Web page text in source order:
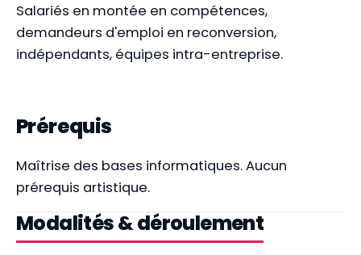
Salariés en montée en compétences,
demandeurs d'emploi en reconversion,
indépendants, équipes intra-entreprise.
Prérequis
Maîtrise des bases informatiques. Aucun
prérequis artistique.
Modalités & déroulement